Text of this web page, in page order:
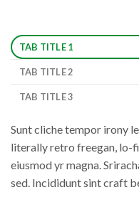
TAB TITLE 1
TAB TITLE 2
TAB TITLE 3
Sunt cliche tempor irony
literally retro freegan, lo-
eiusmod yr magna.
sed. Incididunt sint craft